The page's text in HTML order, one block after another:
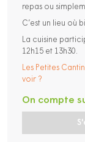
repas ou
C’est un lieu où
La cuisine
12h15 et 13h30.
Les Petites
voir ?
On compte